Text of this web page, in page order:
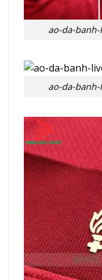
ao-da-
ao-da-